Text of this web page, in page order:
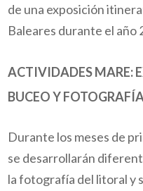
de una exposición
Baleares durante el año
ACTIVIDADES MARE:
BUCEO Y
Durante los meses de
se desarrollarán
la fotografía del litoral y